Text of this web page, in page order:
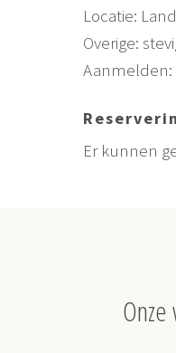
Locatie:
Overige:
Er kunnen